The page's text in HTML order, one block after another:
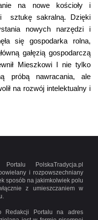
na nowe kościoły i
i sztukę sakralną. Dzięki
nowych narzędzi i
się gospodarka rolna,
gałęzią gospodarczą
Mieszkowi I nie tylko
próbą nawracania, ale
na rozwój intelektualny i
PolskaTradycja.pl
i rozpowszechniany
sposób na jakimkolwiek polu
z umieszczaniem w
Redakcji Portalu na adres